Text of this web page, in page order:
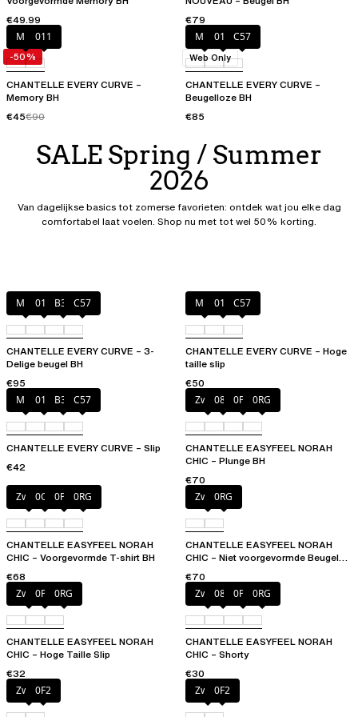
SALE Spring / Summer
2026
Van dagelijkse basics tot zomerse favorieten: ontdek wat jou elke dag
comfortabel laat voelen. Shop nu met tot wel 50% korting.
€49.99
€79
Milk 011
CHANTELLE EVERY CURVE –
Memory BH
€45€90
-50%
Milk 011 C57
CHANTELLE EVERY CURVE –
Beugelloze BH
€85
Web Only
Milk 011 B37 C57
CHANTELLE EVERY CURVE – 3-
Delige beugel BH
€95
Milk 011 C57
CHANTELLE EVERY CURVE – Hoge
taille slip
€50
Milk 011 B37 C57
CHANTELLE EVERY CURVE – Slip
€42
Zwart083 0PD 0RG
CHANTELLE EASYFEEL NORAH
CHIC – Plunge BH
€70
Zwart0OV 0PD 0RG
CHANTELLE EASYFEEL NORAH
CHIC – Voorgevormde T-shirt BH
€68
Zwart0RG
CHANTELLE EASYFEEL NORAH
CHIC – Niet voorgevormde Beugel
€70
Zwart0PD 0RG
CHANTELLE EASYFEEL NORAH
CHIC – Hoge Taille Slip
€32
Zwart083 0PD 0RG
CHANTELLE EASYFEEL NORAH
CHIC – Shorty
€30
Zwart0F2 Zwart0F2